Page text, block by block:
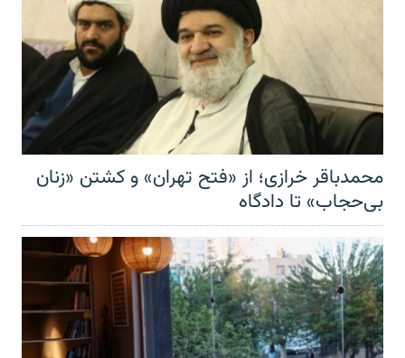
محمدباقر خرازی؛ از «فتح تهران» و کشتن «زنان
بی‌حجاب» تا دادگاه